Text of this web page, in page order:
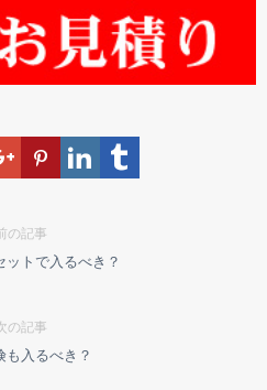
の記事
ットで入るべき？
の記事
も入るべき？